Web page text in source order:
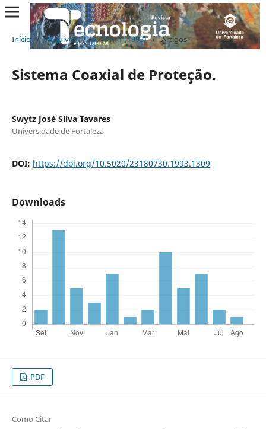
Início / Arquivos / v. 14 n. 1 (1993) / Artigos
Sistema Coaxial de Proteção.
Swytz José Silva Tavares
Universidade de Fortaleza
DOI: https://doi.org/10.5020/23180730.1993.1309
Downloads
PDF
Como Citar